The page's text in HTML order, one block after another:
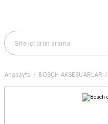
Anasayfa BOSCH AKSESUARLAR